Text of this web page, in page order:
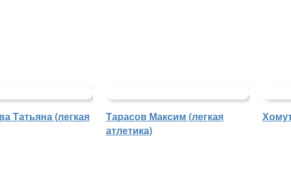
Татьяна (легкая
Тарасов Максим (легкая
атлетика)